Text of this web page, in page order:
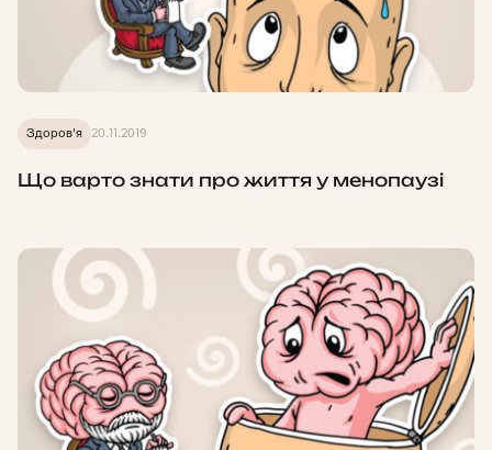
Здоров'я 20.11.2019
Що варто знати про життя у менопаузі